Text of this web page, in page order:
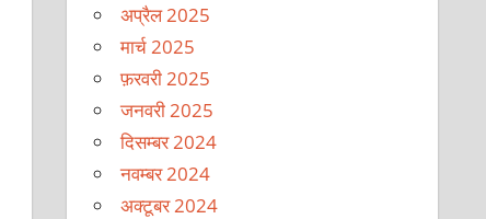
अप्रैल 2025
मार्च 2025
फ़रवरी 2025
जनवरी 2025
दिसम्बर 2024
नवम्बर 2024
अक्टूबर 2024